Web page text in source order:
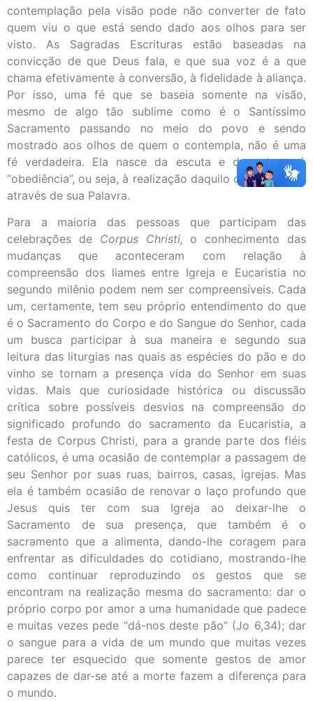
contemplação pela visão pode não converter de fato
quem viu o que está sendo dado aos olhos para ser
visto. As Sagradas Escrituras estão baseadas na
convicção de que Deus fala, e que sua voz é a que
chama efetivamente à conversão, à fidelidade à aliança.
Por isso, uma fé que se baseia somente na visão,
mesmo de algo tão sublime como é o Santíssimo
Sacramento passando no meio do povo e sendo
mostrado aos olhos de quem o contempla, não é uma
fé verdadeira. Ela nasce da escuta e deve levar à
“obediência”, ou seja, à realização daquilo que Deus fala
através de sua Palavra.
Para a maioria das pessoas que participam das
celebrações de Corpus Christi, o conhecimento das
mudanças que aconteceram com relação à
compreensão dos liames entre Igreja e Eucaristia no
segundo milênio podem nem ser compreensíveis. Cada
um, certamente, tem seu próprio entendimento do que
é o Sacramento do Corpo e do Sangue do Senhor, cada
um busca participar à sua maneira e segundo sua
leitura das liturgias nas quais as espécies do pão e do
vinho se tornam a presença vida do Senhor em suas
vidas. Mais que curiosidade histórica ou discussão
crítica sobre possíveis desvios na compreensão do
significado profundo do sacramento da Eucaristia, a
festa de Corpus Christi, para a grande parte dos fiéis
católicos, é uma ocasião de contemplar a passagem de
seu Senhor por suas ruas, bairros, casas, igrejas. Mas
ela é também ocasião de renovar o laço profundo que
Jesus quis ter com sua Igreja ao deixar-lhe o
Sacramento de sua presença, que também é o
sacramento que a alimenta, dando-lhe coragem para
enfrentar as dificuldades do cotidiano, mostrando-lhe
como continuar reproduzindo os gestos que se
encontram na realização mesma do sacramento: dar o
próprio corpo por amor a uma humanidade que padece
e muitas vezes pede “dá-nos deste pão” (Jo 6,34); dar
o sangue para a vida de um mundo que muitas vezes
parece ter esquecido que somente gestos de amor
capazes de dar-se até a morte fazem a diferença para
o mundo.